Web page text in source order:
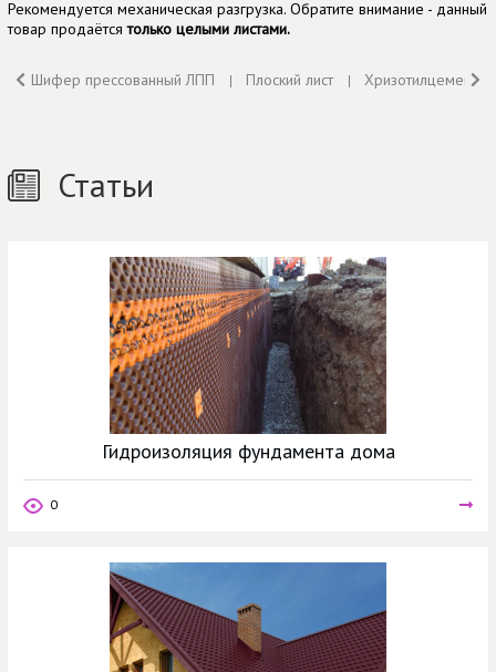
Статьи
Гидроизоляция фундамента дома
0
Рекомендуется механическая разгрузка. Обратите внимание - данный
товар продаётсятолько целыми листами.
Шифер прессованный ЛПП Плоский лист